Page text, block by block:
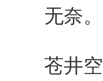
无奈。
苍井